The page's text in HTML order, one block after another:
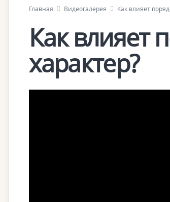
Главная Видеогалерея Как влияет
Как влияет
характер?